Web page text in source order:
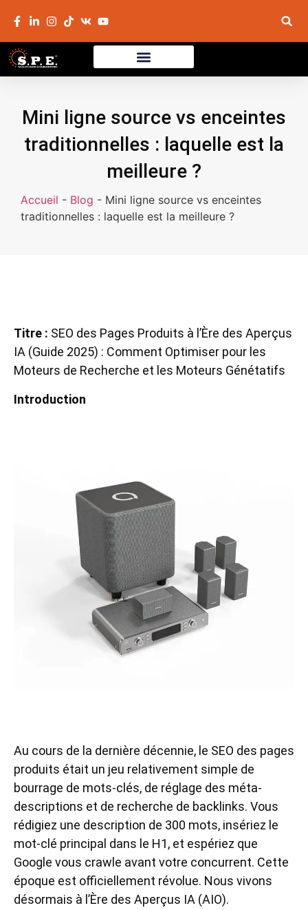
Mini ligne source vs enceintes
traditionnelles : laquelle est la
meilleure ?
Accueil - Blog - Mini ligne source vs enceintes
traditionnelles : laquelle est la meilleure ?
Titre : SEO des Pages Produits à l’Ère des Aperçus
IA (Guide 2025) : Comment Optimiser pour les
Moteurs de Recherche et les Moteurs Génétatifs
Introduction
Au cours de la dernière décennie, le SEO des pages
produits était un jeu relativement simple de
bourrage de mots-clés, de réglage des méta-
descriptions et de recherche de backlinks. Vous
rédigiez une description de 300 mots, insériez le
mot-clé principal dans le H1, et espériez que
Google vous crawle avant votre concurrent. Cette
époque est officiellement révolue. Nous vivons
désormais à l’Ère des Aperçus IA (AIO).